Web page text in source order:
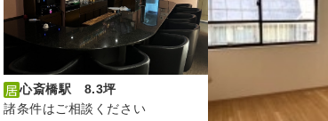
心斎橋駅 8.3坪
諸条件はご相談ください